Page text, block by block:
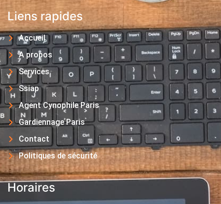
Liens rapides
Accueil
A propos
Services
Ssiap
Agent Cynophile Paris
Gardiennage Paris
Contact
Politiques de sécurité
Horaires